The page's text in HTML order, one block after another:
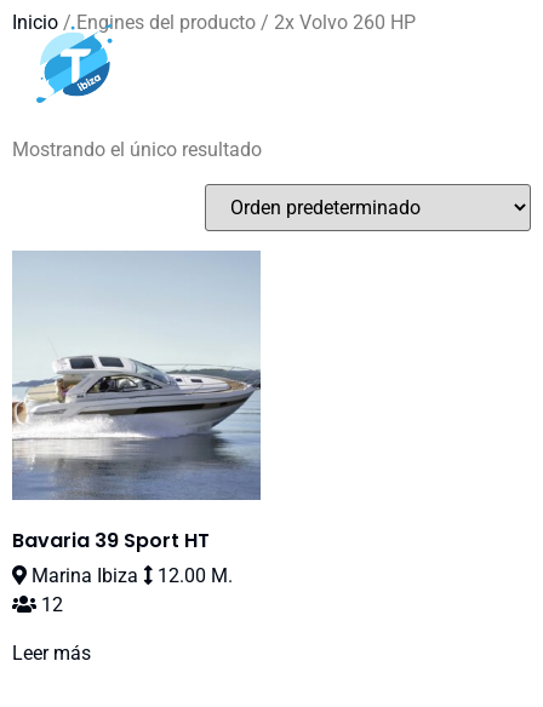
Inicio / Engines del producto / 2x Volvo 260 HP
2x Volvo 260 HP
Mostrando el único resultado
Bavaria 39 Sport HT
Marina Ibiza
12.00 M.
12
Leer más